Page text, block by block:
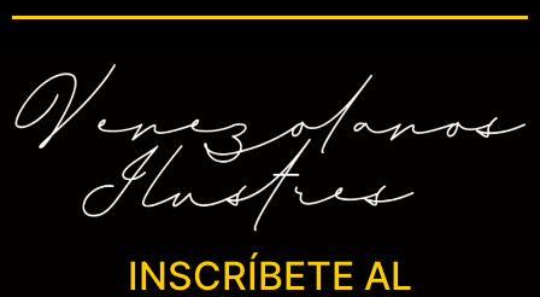
INSCRÍBETE AL